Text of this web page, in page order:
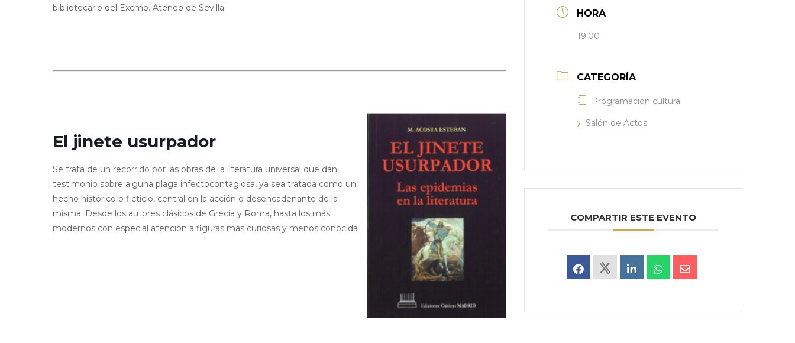
bibliotecario del Excmo. Ateneo de Sevilla.
El jinete usurpador
Se trata de un recorrido por las obras de la literatura universal que dan
testimonio sobre alguna plaga infectocontagiosa, ya sea tratada como un
hecho histórico o ficticio, central en la acción o desencadenante de la
misma. Desde los autores clásicos de Grecia y Roma, hasta los más
modernos con especial atención a figuras más curiosas y menos conocida
HORA
19:00
CATEGORÍA
Programación cultural
Salón de Actos
COMPARTIR ESTE EVENTO